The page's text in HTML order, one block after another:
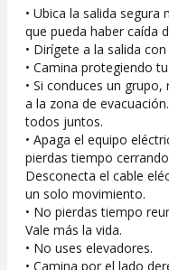
• Ubica la salida segura
que pueda haber caída
• Dirígete a la salida
• Camina protegiendo
• Si conduces un
a la zona de
todos juntos.
• Apaga el equipo
pierdas tiempo
Desconecta el cable
un solo movimiento.
• No pierdas tiempo
Vale más la vida.
• No uses elevadores.
• Camina por el lado